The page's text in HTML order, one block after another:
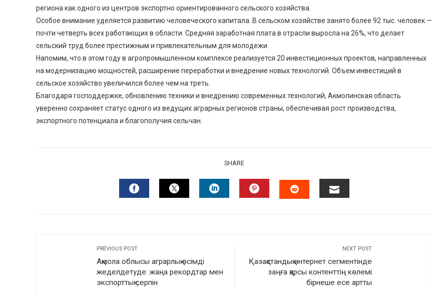
региона как одного из центров экспортно ориентированного сельского хозяйства.
Особое внимание уделяется развитию человеческого капитала. В сельском хозяйстве занято более 92 тыс. человек —
почти четверть всех работающих в области. Средняя заработная плата в отрасли выросла на 26%, что делает
сельский труд более престижным и привлекательным для молодежи.
Напомим, что в этом году в агропромышленном комплексе реализуется 20 инвестиционных проектов, направленных
на модернизацию мощностей, расширение переработки и внедрение новых технологий. Объем инвестиций в
сельское хозяйство увеличился более чем на треть.
Благодаря господдержке, обновлению техники и внедрению современных технологий, Акмолинская область
уверенно сохраняет статус одного из ведущих аграрных регионов страны, обеспечивая рост производства,
экспортного потенциала и благополучия сельчан.
SHARE
PREVIOUS POST
Ақмола облысы аграрлық өсімді
жеделдетуде: жаңа рекордтар мен
экспорттық серпін
NEXT POST
Қазақстандық интернет сегментінде
заңға қарсы контенттің көлемі
бірнеше есе артты